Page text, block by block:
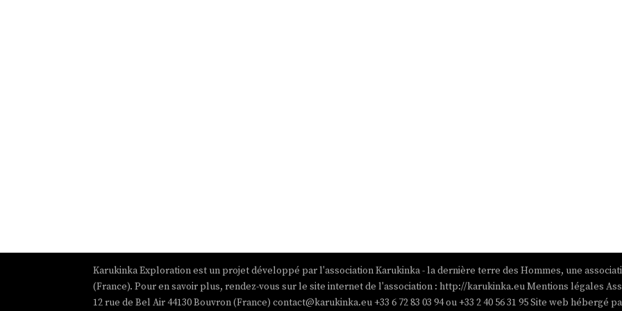
Karukinka Exploration est un projet développé par l'association Karukinka - la dernière terre des Hommes, une
(France). Pour en savoir plus, rendez-vous sur le site internet de l'association : http://karukinka.eu Mentions légales
12 rue de Bel Air 44130 Bouvron (France) contact@karukinka.eu +33 6 72 83 03 94 ou +33 2 40 56 31 95 Site web hébergé